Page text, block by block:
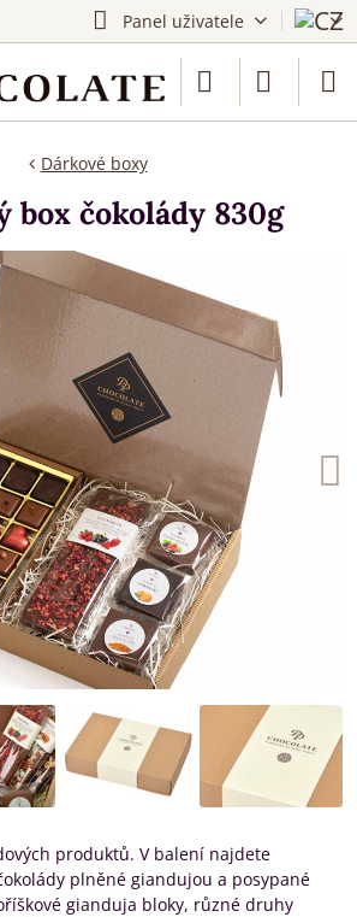
Panel uživatele
Dárkové boxy
box čokolády 830g
produktů. V balení najdete
plněné giandujou a posypané
gianduja bloky, různé druhy